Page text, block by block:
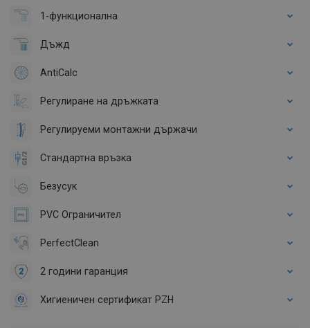
1-функционална
Дъжд
AntiCalc
Регулиране на дръжката
Регулируеми монтажни държачи
Стандартна връзка
Безусук
PVC Ограничител
PerfectClean
2 години гаранция
Хигиеничен сертификат PZH